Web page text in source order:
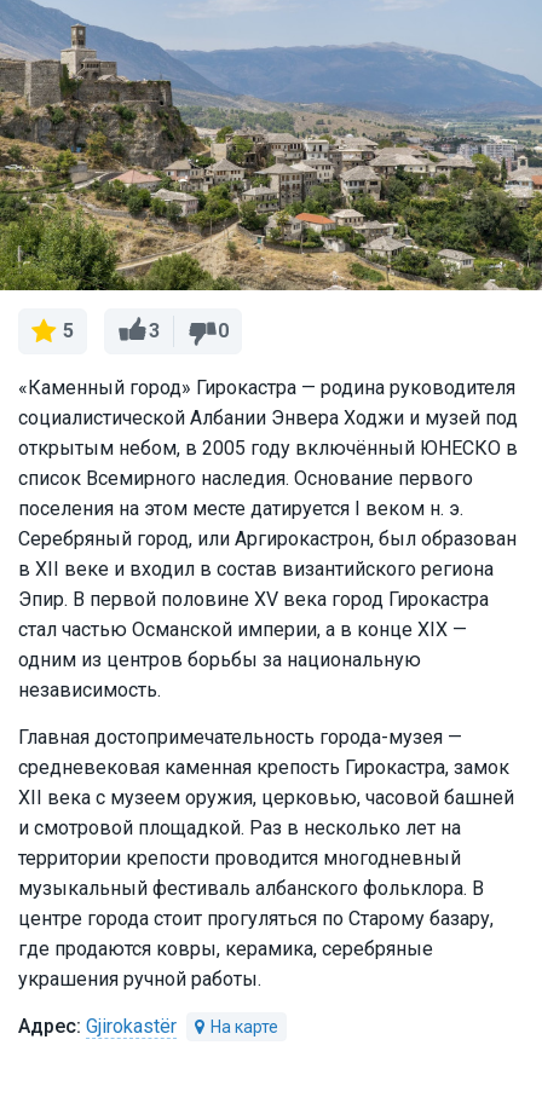
5 3 0
«Каменный город» Гирокастра — родина руководителя
социалистической Албании Энвера Ходжи и музей под
открытым небом, в 2005 году включённый ЮНЕСКО в
список Всемирного наследия. Основание первого
поселения на этом месте датируется I веком н. э.
Серебряный город, или Аргирокастрон, был образован
в XII веке и входил в состав византийского региона
Эпир. В первой половине XV века город Гирокастра
стал частью Османской империи, а в конце XIX —
одним из центров борьбы за национальную
независимость.
Главная достопримечательность города-музея —
средневековая каменная крепость Гирокастра, замок
XII века с музеем оружия, церковью, часовой башней
и смотровой площадкой. Раз в несколько лет на
территории крепости проводится многодневный
музыкальный фестиваль албанского фольклора. В
центре города стоит прогуляться по Старому базару,
где продаются ковры, керамика, серебряные
украшения ручной работы.
Gjirokastër